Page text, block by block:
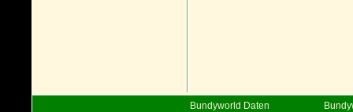
Bundyworld Daten